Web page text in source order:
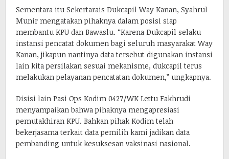
Sementara itu Sekertarais Dukcapil Way Kanan, Syahrul
Munir mengatakan pihaknya dalam posisi siap
membantu KPU dan Bawaslu. “Karena Dukcapil selaku
instansi pencatat dokumen bagi seluruh masyarakat Way
Kanan, jikapun nantinya data tersebut digunakan instansi
lain kita persilakan sesuai mekanisme, dukcapil terus
melakukan pelayanan pencatatan dokumen,” ungkapnya.
Disisi lain Pasi Ops Kodim 0427/WK Lettu Fakhrudi
menyampaikan bahwa pihaknya mengapresiasi
pemutakhiran KPU. Bahkan pihak Kodim telah
bekerjasama terkait data pemilih kami jadikan data
pembanding untuk kesuksesan vaksinasi nasional.